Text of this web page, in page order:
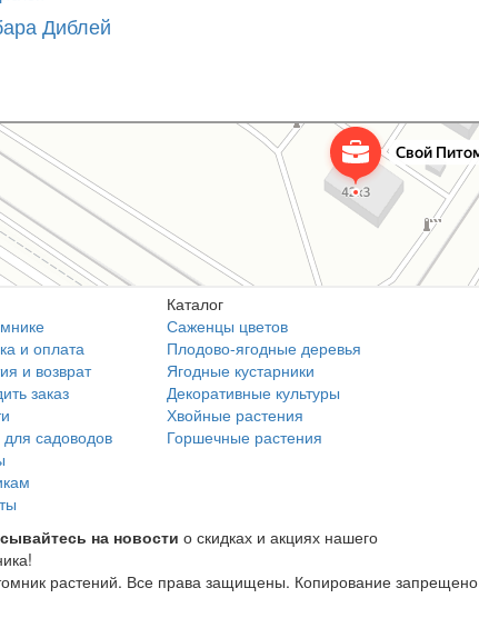
Диблей
и оплата
и возврат
заказ
для садоводов
Каталог
Саженцы цветов
Плодово-ягодные деревья
Ягодные кустарники
Декоративные культуры
Хвойные растения
Горшечные растения
на новости о скидках и акциях нашего
растений. Все права защищены. Копирование запрещено